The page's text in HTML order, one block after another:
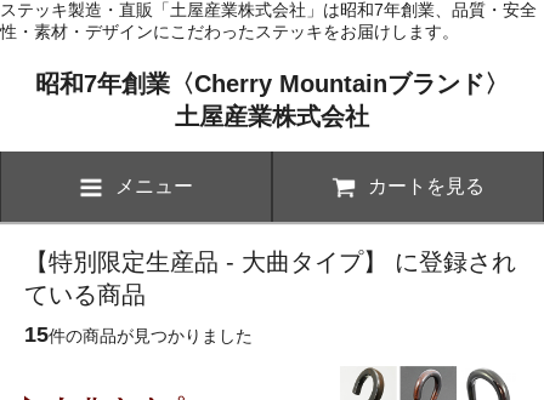
ステッキ製造・直販「土屋産業株式会社」は昭和7年創業、品質・安全
性・素材・デザインにこだわったステッキをお届けします。
昭和7年創業〈Cherry Mountainブランド〉
土屋産業株式会社
メニュー カートを見る
【特別限定生産品 - 大曲タイプ】 に登録され
ている商品
15件の商品が見つかりました